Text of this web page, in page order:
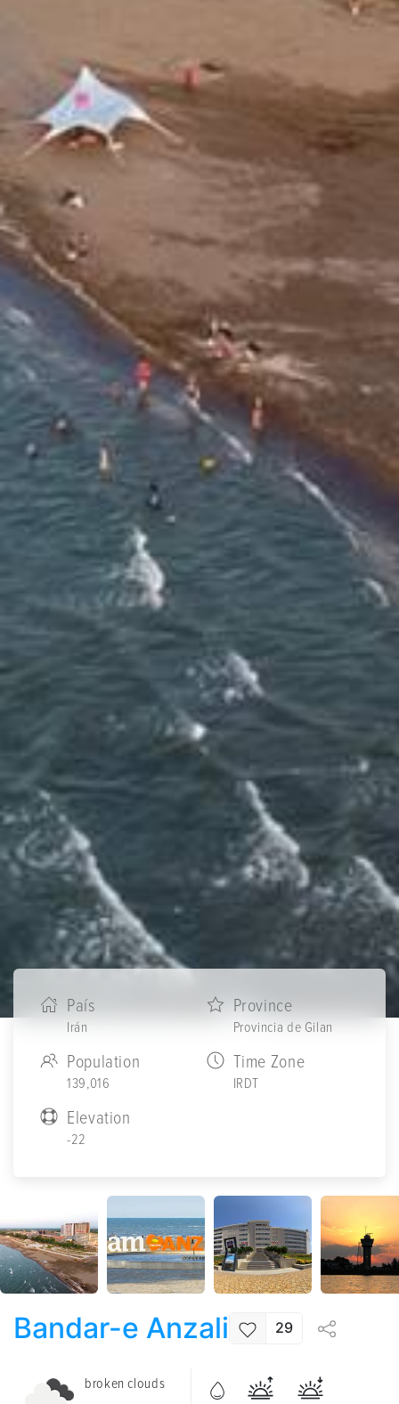
País
Irán
Province
Provincia de Gilan
Population
139,016
Time Zone
IRDT
Elevation
-22
Bandar-e Anzali 29
broken clouds